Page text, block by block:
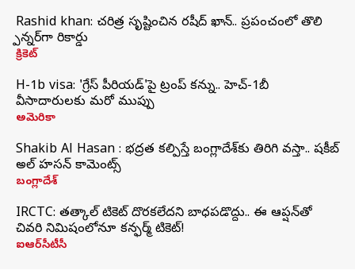
Rashid khan: చరిత్ర సృష్టించిన రషీద్ ఖాన్.. ప్రపంచంలో తొలి
స్పిన్నర్‌గా రికార్డు
క్రికెట్
H-1b visa: 'గ్రేస్‌ పీరియడ్‌'పై ట్రంప్‌ కన్ను.. హెచ్‌-1బీ
వీసాదారులకు మరో ముప్పు
అమెరికా
Shakib Al Hasan : భద్రత కల్పిస్తే బంగ్లాదేశ్‌కు తిరిగి వస్తా.. షకీబ్
అల్ హసన్ కామెంట్స్
బంగ్లాదేశ్
IRCTC: తత్కాల్ టికెట్ దొరకలేదని బాధపడొద్దు.. ఈ ఆప్షన్‌తో
చివరి నిమిషంలోనూ కన్ఫర్మ్ టికెట్!
ఐఆర్‌సీటీసీ